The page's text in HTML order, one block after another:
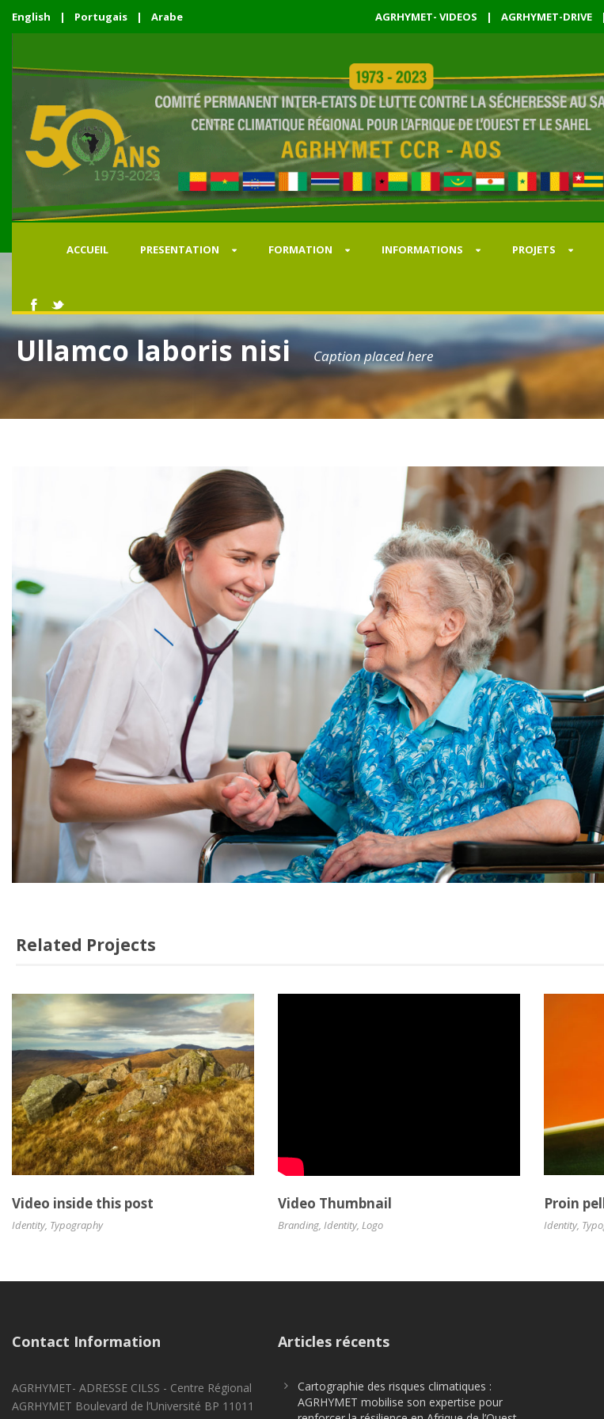
English | Portugais | Arabe AGRHYMET- VIDEOS | AGRHYMET-DRIVE |
ACCUEIL PRESENTATION FORMATION INFORMATIONS PROJETS
Ullamco laboris nisi Caption placed here
Related Projects
Video inside this post
Identity, Typography
Video Thumbnail
Branding, Identity, Logo
Proin
Identity,
Contact Information
AGRHYMET- ADRESSE CILSS - Centre Régional
AGRHYMET Boulevard de l’Université BP 11011
Articles récents
Cartographie des risques climatiques :
AGRHYMET mobilise son expertise pour